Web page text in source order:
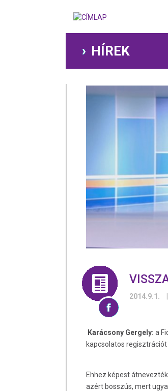
HÍREK
2014.9.1.
Karácsony Gergely:a
kapcsolatos
Ehhez képest
azért bosszús, mert